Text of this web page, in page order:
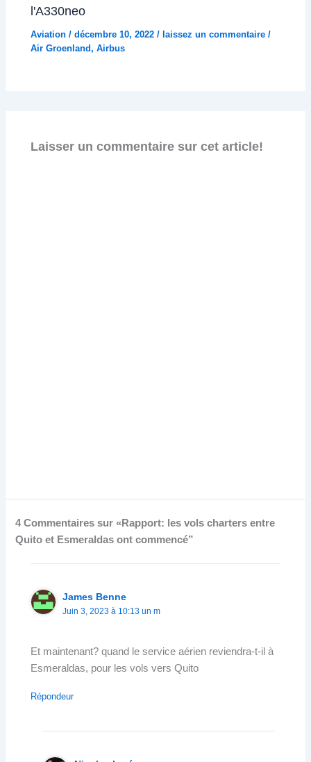
l'A330neo
Aviation /décembre 10, 2022/laissez un commentaire /
Air Groenland,Airbus
Laisser un commentaire sur cet article!
4 Commentaires sur «Rapport: les vols charters entre
Quito et Esmeraldas ont commencé”
James Benne
Juin 3, 2023 à 10:13 un m
Et maintenant? quand le service aérien reviendra-t-il à
Esmeraldas, pour les vols vers Quito
Répondeur